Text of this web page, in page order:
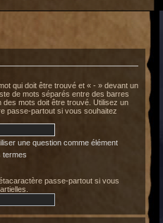
qui doit être trouvé et « - » devant un
de mots séparés entre des barres
mots doit être trouvé. Utilisez un
passe-partout si vous souhaitez
une question comme élément
termes
passe-partout si vous